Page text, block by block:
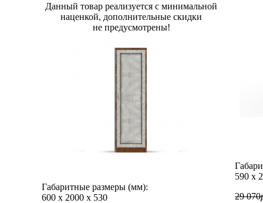
Данный товар реализуется с минимальной
наценкой, дополнительные скидки
не предусмотрены!
Габаритные размеры (мм):
600 х 2000 х 530
590 х
29 070